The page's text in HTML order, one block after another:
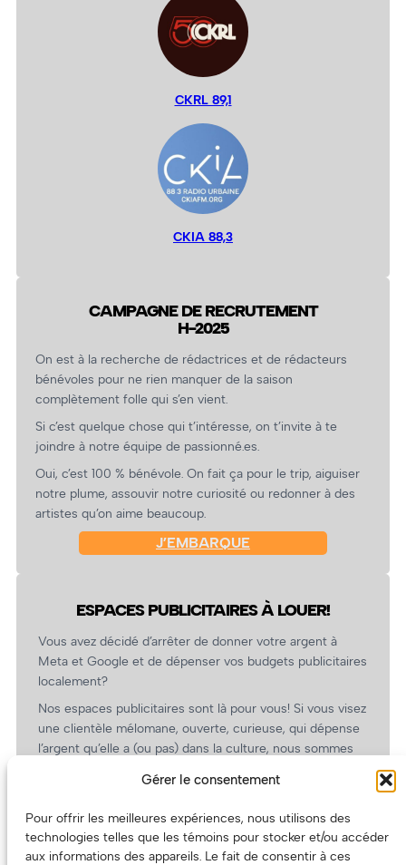
Gérer le consentement
Pour offrir les meilleures expériences, nous utilisons des
technologies telles que les témoins pour stocker et/ou accéder
aux informations des appareils. Le fait de consentir à ces
CKRL 89,1
CKIA 88,3
CAMPAGNE DE RECRUTEMENT
H-2025
On est à la recherche de rédactrices et de rédacteurs
bénévoles pour ne rien manquer de la saison
complètement folle qui s’en vient.
Si c’est quelque chose qui t’intéresse, on t’invite à te
joindre à notre équipe de passionné.es.
Oui, c’est 100 % bénévole. On fait ça pour le trip, aiguiser
notre plume, assouvir notre curiosité ou redonner à des
artistes qu’on aime beaucoup.
J’EMBARQUE
ESPACES PUBLICITAIRES À LOUER!
Vous avez décidé d’arrêter de donner votre argent à
Meta et Google et de dépenser vos budgets publicitaires
localement?
Nos espaces publicitaires sont là pour vous! Si vous visez
une clientèle mélomane, ouverte, curieuse, qui dépense
l’argent qu’elle a (ou pas) dans la culture, nous sommes
revient.
(Oui, on va avoir des tarifs spéciaux pour vous, les